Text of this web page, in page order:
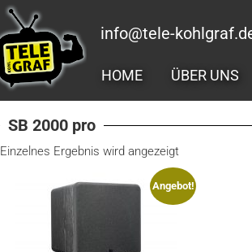
info@tele-
HOME ÜBER UNS
SB 2000 pro
Einzelnes Ergebnis wird angezeigt
Angebot!